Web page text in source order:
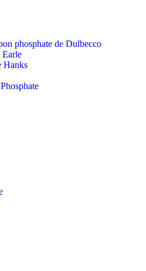
phosphate de Dulbecco
Earle
Hanks